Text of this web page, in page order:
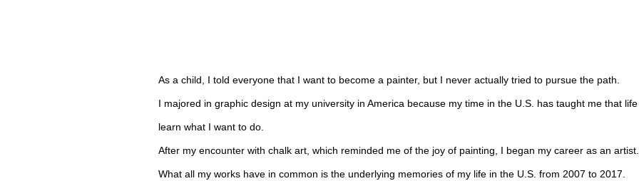
As a child, I told everyone that I want to become a painter, but I never actually tried to pursue the path.
I majored in graphic design at my university in America because my time in the U.S. has taught me that
learn what I want to do.
After my encounter with chalk art, which reminded me of the joy of painting, I began my career as an artist.
What all my works have in common is the underlying memories of my life in the U.S. from 2007 to 2017.